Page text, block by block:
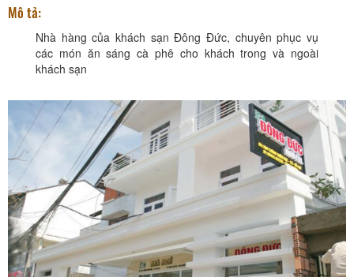
Mô tả:
Nhà hàng của khách sạn Đông Đức, chuyên phục vụ
các món ăn sáng cà phê cho khách trong và ngoài
khách sạn